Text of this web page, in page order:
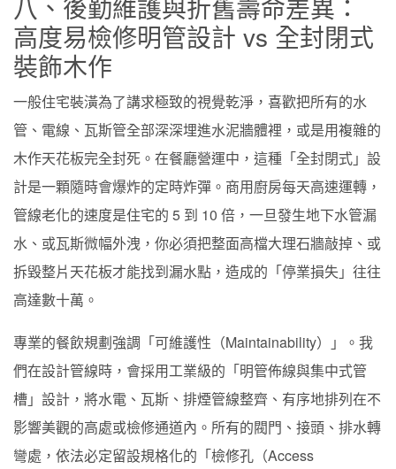
八、後勤維護與折舊壽命差異：
高度易檢修明管設計 vs 全封閉式
裝飾木作
一般住宅裝潢為了講求極致的視覺乾淨，喜歡把所有的水
管、電線、瓦斯管全部深深埋進水泥牆體裡，或是用複雜的
木作天花板完全封死。在餐廳營運中，這種「全封閉式」設
計是一顆隨時會爆炸的定時炸彈。商用廚房每天高速運轉，
管線老化的速度是住宅的 5 到 10 倍，一旦發生地下水管漏
水、或瓦斯微幅外洩，你必須把整面高檔大理石牆敲掉、或
拆毀整片天花板才能找到漏水點，造成的「停業損失」往往
高達數十萬。
專業的餐飲規劃強調「可維護性（Maintainability）」。我
們在設計管線時，會採用工業級的「明管佈線與集中式管
槽」設計，將水電、瓦斯、排煙管線整齊、有序地排列在不
影響美觀的高處或檢修通道內。所有的閥門、接頭、排水轉
彎處，依法必定留設規格化的「檢修孔（Access